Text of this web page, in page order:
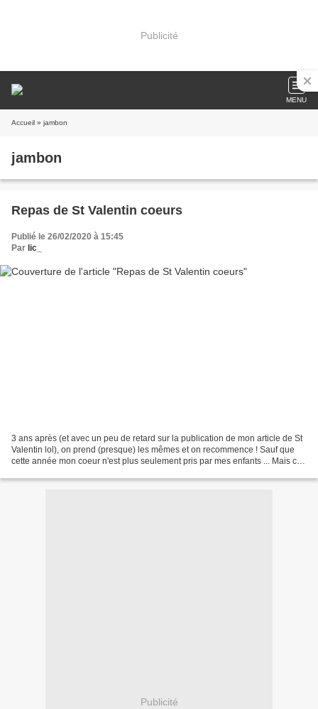
Publicité
MENU
Accueil » jambon
jambon
Repas de St Valentin coeurs
Publié le 26/02/2020 à 15:45
Par lic_
3 ans après (et avec un peu de retard sur la publication de mon article de St
Valentin lol), on prend (presque) les mêmes et on recommence ! Sauf que
cette année mon coeur n'est plus seulement pris par mes enfants ... Mais ce
Publicité